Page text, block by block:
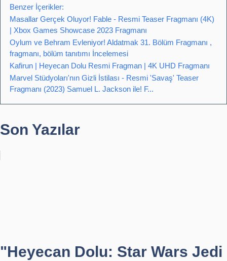
Benzer İçerikler:
Masallar Gerçek Oluyor! Fable - Resmi Teaser Fragmanı (4K)
| Xbox Games Showcase 2023 Fragmanı
Oylum ve Behram Evleniyor! Aldatmak 31. Bölüm Fragmanı ,
fragmanı, bölüm tanıtımı İncelemesi
Kafirun | Heyecan Dolu Resmi Fragman | 4K UHD Fragmanı
Marvel Stüdyoları'nın Gizli İstilası - Resmi 'Savaş' Teaser
Fragmanı (2023) Samuel L. Jackson ile! F...
Son Yazılar
"Heyecan Dolu: Star Wars Jedi